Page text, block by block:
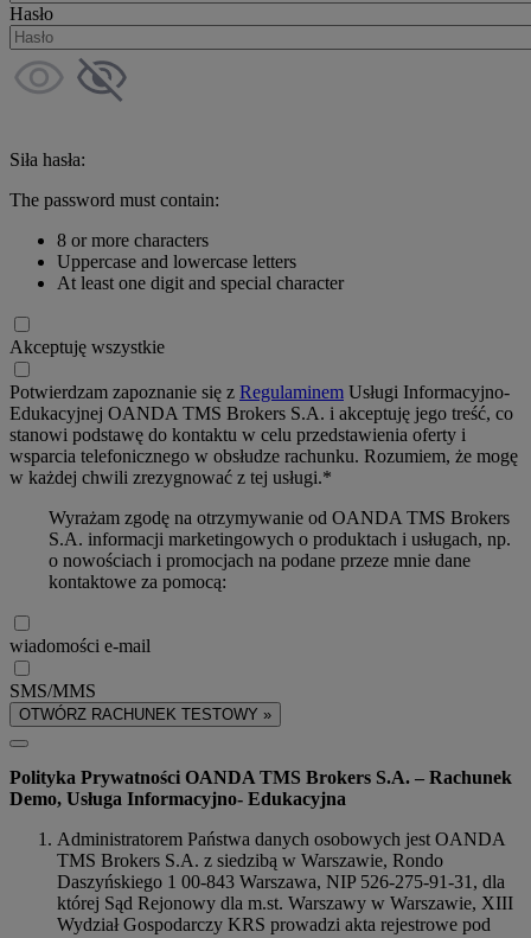
Hasło
Siła hasła:
The password must contain:
8 or more characters
Uppercase and lowercase letters
At least one digit and special character
Akceptuję wszystkie
Potwierdzam zapoznanie się z Regulaminem Usługi Informacyjno-
Edukacyjnej OANDA TMS Brokers S.A. i akceptuję jego treść, co
stanowi podstawę do kontaktu w celu przedstawienia oferty i
wsparcia telefonicznego w obsłudze rachunku. Rozumiem, że mogę
w każdej chwili zrezygnować z tej usługi.*
Wyrażam zgodę na otrzymywanie od OANDA TMS Brokers
S.A. informacji marketingowych o produktach i usługach, np.
o nowościach i promocjach na podane przeze mnie dane
kontaktowe za pomocą:
wiadomości e-mail
SMS/MMS
OTWÓRZ RACHUNEK TESTOWY »
Polityka Prywatności OANDA TMS Brokers S.A. – Rachunek
Demo, Usługa Informacyjno- Edukacyjna
Administratorem Państwa danych osobowych jest OANDA
TMS Brokers S.A. z siedzibą w Warszawie, Rondo
Daszyńskiego 1 00-843 Warszawa, NIP 526-275-91-31, dla
której Sąd Rejonowy dla m.st. Warszawy w Warszawie, XIII
Wydział Gospodarczy KRS prowadzi akta rejestrowe pod